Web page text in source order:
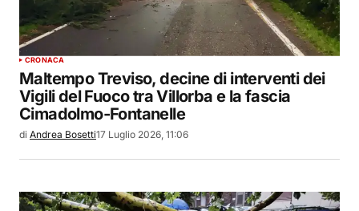
CRONACA
Maltempo Treviso, decine di interventi dei
Vigili del Fuoco tra Villorba e la fascia
Cimadolmo-Fontanelle
di Andrea Bosetti17 Luglio 2026, 11:06